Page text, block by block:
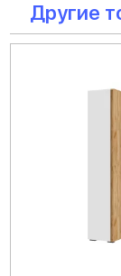
Другие